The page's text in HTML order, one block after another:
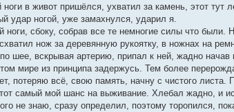
в живот пришёлся, ухватил за камень, этот
удар ногой, уже замахнулся, ударил я.
ноги, сбоку, собрав все те немногие силы что
нож за деревянную рукоятку, в ножнах на
шее, вскрывая артерию, припал к ней, жадно
мире из принципа задержусь. Тем более
потеряю всё, свою память, начну с чистого
самый мой шанс на выживание. Хлебал жадно, и
не знаю, сразу определил, поэтому торопился,